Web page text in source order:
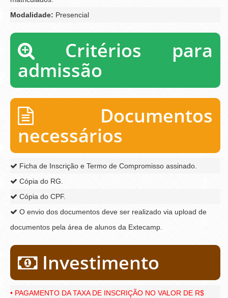
Modalidade: Presencial
Critérios para
admissão
Documentos
necessários
Ficha de Inscrição e Termo de Compromisso assinado.
Cópia do RG.
Cópia do CPF.
O envio dos documentos deve ser realizado via upload de
documentos pela área de alunos da Extecamp.
Investimento
• PAGAMENTO DA TAXA DE INSCRIÇÃO NO VALOR DE R$